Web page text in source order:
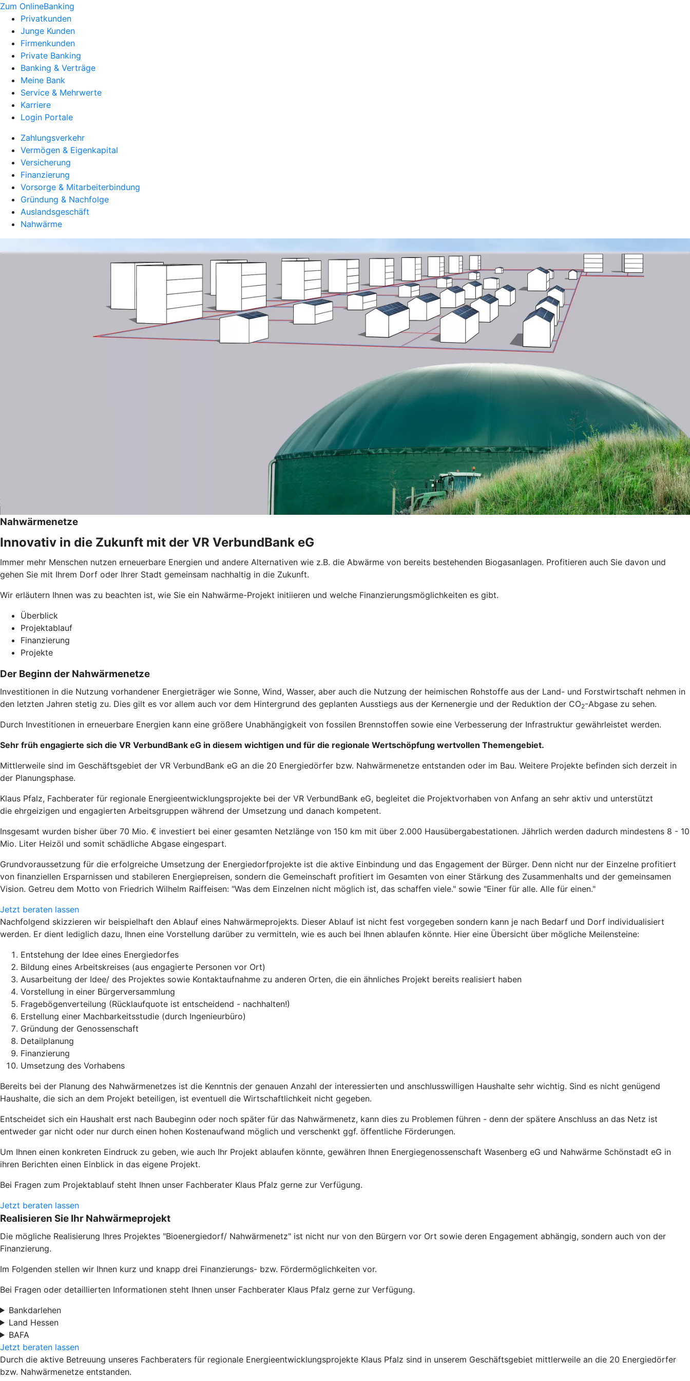
Zum OnlineBanking
Privatkunden
Junge Kunden
Firmenkunden
Private Banking
Banking & Verträge
Meine Bank
Service & Mehrwerte
Karriere
Login Portale
Zahlungsverkehr
Vermögen & Eigenkapital
Versicherung
Finanzierung
Vorsorge & Mitarbeiterbindung
Gründung & Nachfolge
Auslandsgeschäft
Nahwärme
Nahwärmenetze
Innovativ in die Zukunft mit der VR VerbundBank eG
Immer mehr Menschen nutzen erneuerbare Energien und andere Alternativen wie z.B. die Abwärme von bereits bestehenden Biogasanlagen. Profitieren auch Sie davon und
gehen Sie mit Ihrem Dorf oder Ihrer Stadt gemeinsam nachhaltig in die Zukunft.
Wir erläutern Ihnen was zu beachten ist, wie Sie ein Nahwärme-Projekt initiieren und welche Finanzierungsmöglichkeiten es gibt.
Überblick
Projektablauf
Finanzierung
Projekte
Der Beginn der Nahwärmenetze
Investitionen in die Nutzung vorhandener Energieträger wie Sonne, Wind, Wasser, aber auch die Nutzung der heimischen Rohstoffe aus der Land- und Forstwirtschaft nehmen in
den letzten Jahren stetig zu. Dies gilt es vor allem auch vor dem Hintergrund des geplanten Ausstiegs aus der Kernenergie und der Reduktion der CO2-Abgase zu sehen.
Durch Investitionen in erneuerbare Energien kann eine größere Unabhängigkeit von fossilen Brennstoffen sowie eine Verbesserung der Infrastruktur gewährleistet werden.
Sehr früh engagierte sich die VR VerbundBank eG in diesem wichtigen und für die regionale Wertschöpfung wertvollen Themengebiet.
Mittlerweile sind im Geschäftsgebiet der VR VerbundBank eG an die 20 Energiedörfer bzw. Nahwärmenetze entstanden oder im Bau. Weitere Projekte befinden sich derzeit in
der Planungsphase.
Klaus Pfalz, Fachberater für regionale Energieentwicklungsprojekte bei der VR VerbundBank eG, begleitet die Projektvorhaben von Anfang an sehr aktiv und unterstützt
die ehrgeizigen und engagierten Arbeitsgruppen während der Umsetzung und danach kompetent.
Insgesamt wurden bisher über 70 Mio. € investiert bei einer gesamten Netzlänge von 150 km mit über 2.000 Hausübergabestationen. Jährlich werden dadurch mindestens 8 - 10
Mio. Liter Heizöl und somit schädliche Abgase eingespart.
Grundvoraussetzung für die erfolgreiche Umsetzung der Energiedorfprojekte ist die aktive Einbindung und das Engagement der Bürger. Denn nicht nur der Einzelne profitiert
von finanziellen Ersparnissen und stabileren Energiepreisen, sondern die Gemeinschaft profitiert im Gesamten von einer Stärkung des Zusammenhalts und der gemeinsamen
Vision. Getreu dem Motto von Friedrich Wilhelm Raiffeisen: "Was dem Einzelnen nicht möglich ist, das schaffen viele." sowie "Einer für alle. Alle für einen."
Jetzt beraten lassen
Nachfolgend skizzieren wir beispielhaft den Ablauf eines Nahwärmeprojekts. Dieser Ablauf ist nicht fest vorgegeben sondern kann je nach Bedarf und Dorf individualisiert
werden. Er dient lediglich dazu, Ihnen eine Vorstellung darüber zu vermitteln, wie es auch bei Ihnen ablaufen könnte. Hier eine Übersicht über mögliche Meilensteine:
Entstehung der Idee eines Energiedorfes
Bildung eines Arbeitskreises (aus engagierte Personen vor Ort)
Ausarbeitung der Idee/ des Projektes sowie Kontaktaufnahme zu anderen Orten, die ein ähnliches Projekt bereits realisiert haben
Vorstellung in einer Bürgerversammlung
Fragebögenverteilung (Rücklaufquote ist entscheidend - nachhalten!)
Erstellung einer Machbarkeitsstudie (durch Ingenieurbüro)
Gründung der Genossenschaft
Detailplanung
Finanzierung
Umsetzung des Vorhabens
Bereits bei der Planung des Nahwärmenetzes ist die Kenntnis der genauen Anzahl der interessierten und anschlusswilligen Haushalte sehr wichtig. Sind es nicht genügend
Haushalte, die sich an dem Projekt beteiligen, ist eventuell die Wirtschaftlichkeit nicht gegeben.
Entscheidet sich ein Haushalt erst nach Baubeginn oder noch später für das Nahwärmenetz, kann dies zu Problemen führen - denn der spätere Anschluss an das Netz ist
entweder gar nicht oder nur durch einen hohen Kostenaufwand möglich und verschenkt ggf. öffentliche Förderungen.
Um Ihnen einen konkreten Eindruck zu geben, wie auch Ihr Projekt ablaufen könnte, gewähren Ihnen Energiegenossenschaft Wasenberg eG und Nahwärme Schönstadt eG in
ihren Berichten einen Einblick in das eigene Projekt.
Bei Fragen zum Projektablauf steht Ihnen unser Fachberater Klaus Pfalz gerne zur Verfügung.
Jetzt beraten lassen
Realisieren Sie Ihr Nahwärmeprojekt
Die mögliche Realisierung Ihres Projektes "Bioenergiedorf/ Nahwärmenetz" ist nicht nur von den Bürgern vor Ort sowie deren Engagement abhängig, sondern auch von der
Finanzierung.
Im Folgenden stellen wir Ihnen kurz und knapp drei Finanzierungs- bzw. Fördermöglichkeiten vor.
Bei Fragen oder detaillierten Informationen steht Ihnen unser Fachberater Klaus Pfalz gerne zur Verfügung.
Bankdarlehen
Land Hessen
BAFA
Jetzt beraten lassen
Durch die aktive Betreuung unseres Fachberaters für regionale Energieentwicklungsprojekte Klaus Pfalz sind in unserem Geschäftsgebiet mittlerweile an die 20 Energiedörfer
bzw. Nahwärmenetze entstanden.